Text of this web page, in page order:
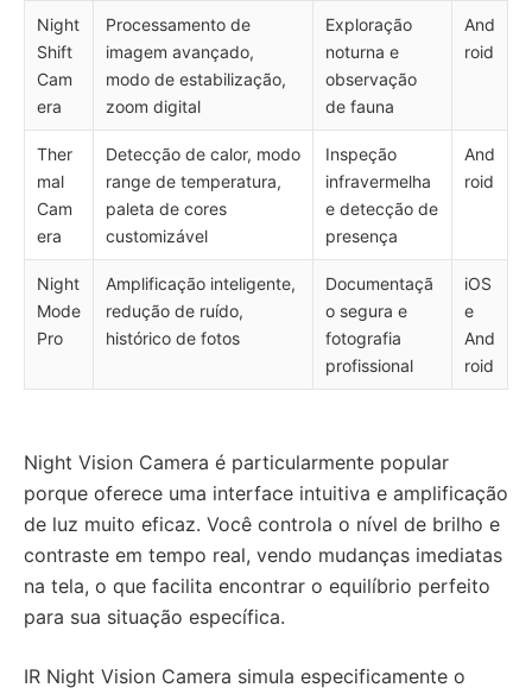
Night
Shift
Cam
era
Processamento de
imagem avançado,
modo de estabilização,
zoom digital
Exploração
noturna e
observação
de fauna
And
roid
Ther
mal
Cam
era
Detecção de calor, modo
range de temperatura,
paleta de cores
customizável
Inspeção
infravermelha
e detecção de
presença
And
roid
Night
Mode
Pro
Amplificação inteligente,
redução de ruído,
histórico de fotos
Documentaçã
o segura e
fotografia
profissional
iOS
e
And
roid
Night Vision Camera é particularmente popular
porque oferece uma interface intuitiva e amplificação
de luz muito eficaz. Você controla o nível de brilho e
contraste em tempo real, vendo mudanças imediatas
na tela, o que facilita encontrar o equilíbrio perfeito
para sua situação específica.
IR Night Vision Camera simula especificamente o